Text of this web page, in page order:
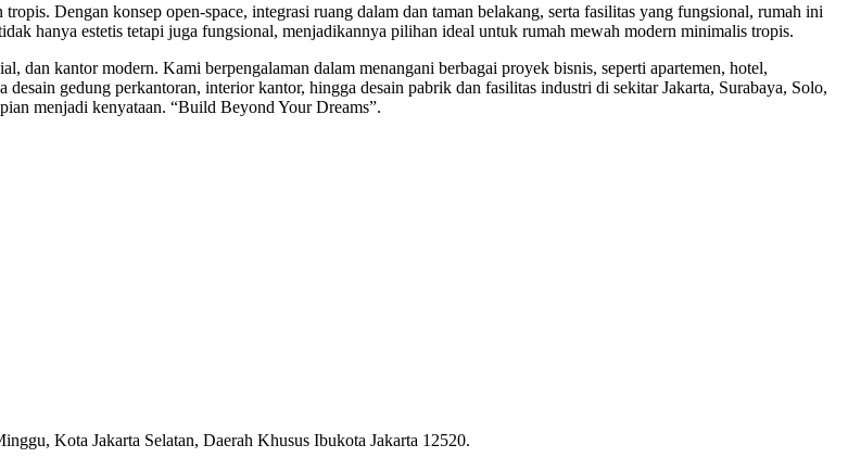
Dengan konsep open-space, integrasi ruang dalam dan taman belakang, serta fasilitas yang fungsional, rumah ini
hanya estetis tetapi juga fungsional, menjadikannya pilihan ideal untuk rumah mewah modern minimalis tropis.
dan kantor modern. Kami berpengalaman dalam menangani berbagai proyek bisnis, seperti apartemen, hotel,
gedung perkantoran, interior kantor, hingga desain pabrik dan fasilitas industri di sekitar Jakarta, Surabaya, Solo,
menjadi kenyataan. “Build Beyond Your Dreams”.
Kota Jakarta Selatan, Daerah Khusus Ibukota Jakarta 12520.